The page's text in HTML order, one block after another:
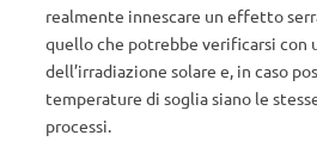
realmente innescare un effetto
quello che potrebbe verificarsi con
dell’irradiazione solare e, in caso
temperature di soglia siano le
processi.